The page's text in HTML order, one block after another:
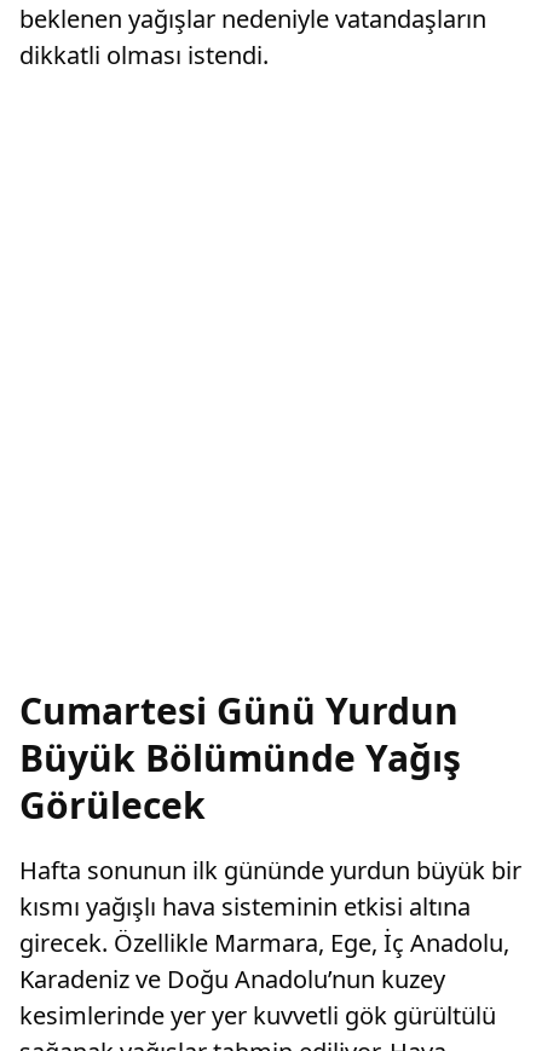
beklenen yağışlar nedeniyle vatandaşların
dikkatli olması istendi.
Cumartesi Günü Yurdun
Büyük Bölümünde Yağış
Görülecek
Hafta sonunun ilk gününde yurdun büyük bir
kısmı yağışlı hava sisteminin etkisi altına
girecek. Özellikle Marmara, Ege, İç Anadolu,
Karadeniz ve Doğu Anadolu’nun kuzey
kesimlerinde yer yer kuvvetli gök gürültülü